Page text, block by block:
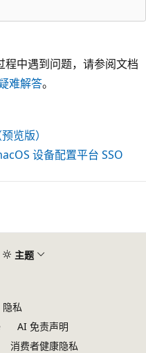
程中遇到问题，请参阅文档
难解答。
览版）
设备配置平台 SSO
主题
隐私
AI 免责声明
消费者健康隐私